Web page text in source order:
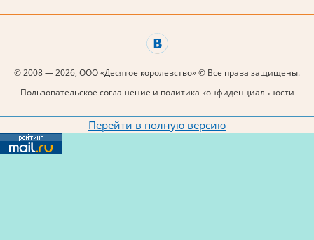
© 2008 — 2026, ООО «Десятое королевство» © Все права защищены.
Пользовательское соглашение и политика конфиденциальности
Перейти в полную версию